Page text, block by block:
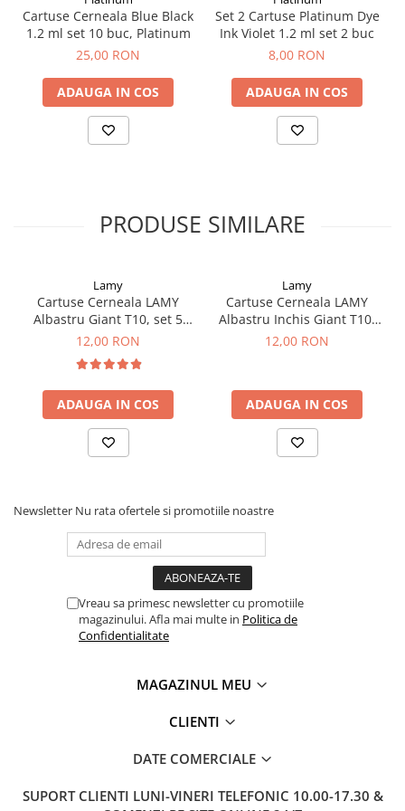
SenseBag
POLICE
Cartuse Cerneala Blue Black
1.2 ml set 10 buc, Platinum
25,00 RON
ADAUGA IN COS
Set 2 Cartuse Platinum Dye
Ink Violet 1.2 ml set 2 buc
8,00 RON
ADAUGA IN COS
PRODUSE SIMILARE
Lamy
Cartuse Cerneala LAMY
Albastru Giant T10, set 5
buc
12,00 RON
ADAUGA IN COS
Lamy
Cartuse Cerneala LAMY
Albastru Inchis Giant T10,
set 5 buc
12,00 RON
ADAUGA IN COS
Newsletter Nu rata ofertele si promotiile noastre
Vreau sa primesc newsletter cu promotiile
magazinului. Afla mai multe in Politica de
Confidentialitate
MAGAZINUL MEU
CLIENTI
DATE COMERCIALE
SUPORT CLIENTI LUNI-VINERI TELEFONIC 10.00-17.30 &